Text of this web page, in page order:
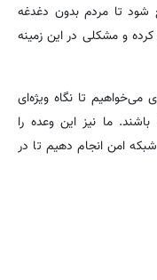
شود تا مردم بدون دغدغه
کرده و مشکلی در این زمینه
می‌خواهیم تا نگاه ویژه‌ای
ما نیز این وعده را
امن انجام دهیم تا در